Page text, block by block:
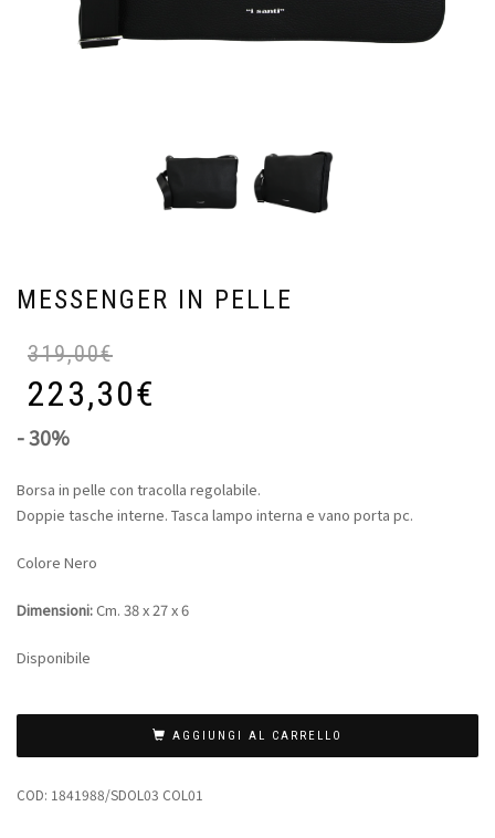
MESSENGER IN PELLE
319,00€
223,30€
- 30%
Borsa in pelle con tracolla regolabile.
Doppie tasche interne. Tasca lampo interna e vano porta pc.
Colore Nero
Dimensioni:Cm. 38 x 27 x 6
Disponibile
AGGIUNGI AL CARRELLO
COD: 1841988/SDOL03 COL01